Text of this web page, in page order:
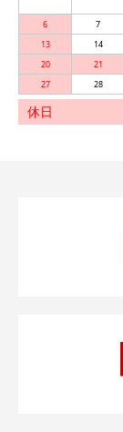
6
7
13
14
20
21
27
28
休日